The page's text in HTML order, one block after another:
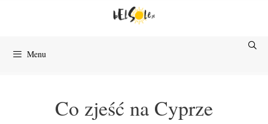
Menu
Co zjeść na Cyprze